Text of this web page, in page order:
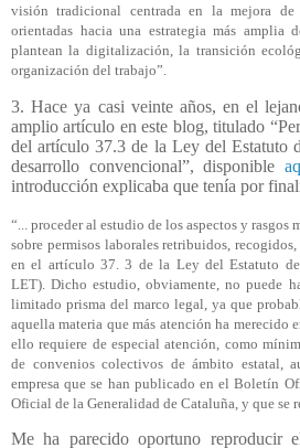
visión tradicional centrada en la mejora
orientadas hacia una estrategia más amplia
plantean la digitalización, la transición
organización del trabajo”.
3. Hace ya casi veinte años, en el
amplio artículo en este blog, titulado
del artículo 37.3 de la Ley del Estatuto
desarrollo convencional”, disponible
introducción explicaba que tenía por
“... proceder al estudio de los aspectos y rasgos
sobre permisos laborales retribuidos,
en el artículo 37. 3 de la Ley del Estatuto de
LET). Dicho estudio, obviamente, no puede
limitado prisma del marco legal, ya que
aquella materia que más atención ha merecido
ello requiere de especial atención, como
de convenios colectivos de ámbito estatal,
empresa que se han publicado en el Boletín
Oficial de la Generalidad de Cataluña, y que se
Me ha parecido oportuno reproducir